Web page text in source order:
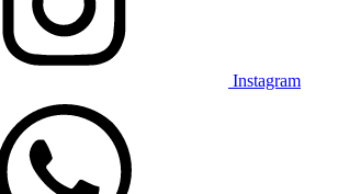
Instagram